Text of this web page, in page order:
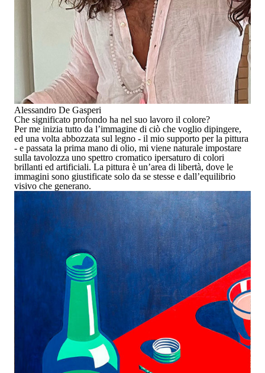
Alessandro De Gasperi
Che significato profondo ha nel suo lavoro il colore?
Per me inizia tutto da l’immagine di ciò che voglio dipingere,
ed una volta abbozzata sul legno - il mio supporto per la pittura
- e passata la prima mano di olio, mi viene naturale impostare
sulla tavolozza uno spettro cromatico ipersaturo di colori
brillanti ed artificiali. La pittura è un’area di libertà, dove le
immagini sono giustificate solo da se stesse e dall’equilibrio
visivo che generano.